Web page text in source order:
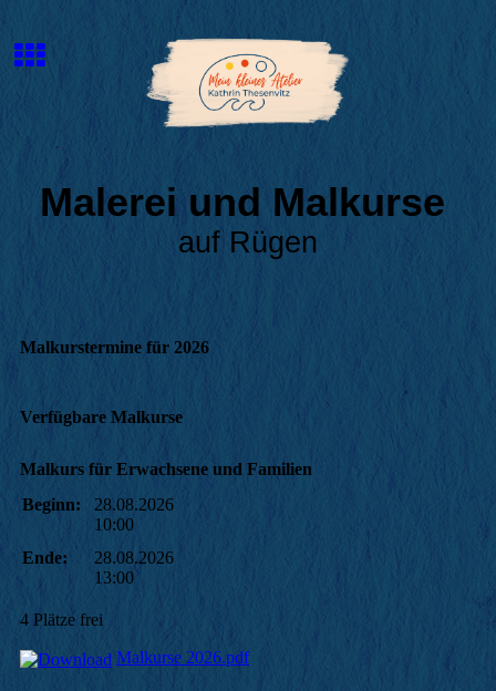
Malerei und Malkurse
auf Rügen
Malkurstermine für 2026
Verfügbare Malkurse
Malkurs für Erwachsene und Familien
Beginn:
28.08.2026
10:00
Ende:
28.08.2026
13:00
4 Plätze frei
Malkurse 2026.pdf